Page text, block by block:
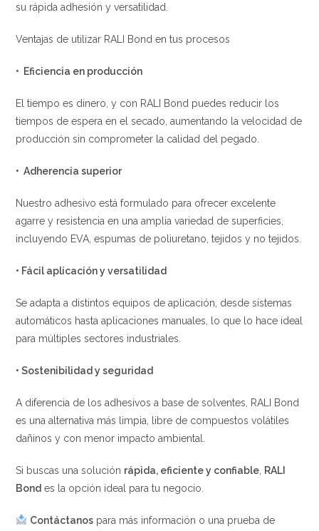
su rápida adhesión y versatilidad.
Ventajas de utilizar RALI Bond en tus procesos
•⁠ ⁠Eficiencia en producción
El tiempo es dinero, y con RALI Bond puedes reducir los
tiempos de espera en el secado, aumentando la velocidad de
producción sin comprometer la calidad del pegado.
•⁠ ⁠Adherencia superior
Nuestro adhesivo está formulado para ofrecer excelente
agarre y resistencia en una amplia variedad de superficies,
incluyendo EVA, espumas de poliuretano, tejidos y no tejidos.
• Fácil aplicación y versatilidad
Se adapta a distintos equipos de aplicación, desde sistemas
automáticos hasta aplicaciones manuales, lo que lo hace ideal
para múltiples sectores industriales.
• Sostenibilidad y seguridad
A diferencia de los adhesivos a base de solventes, RALI Bond
es una alternativa más limpia, libre de compuestos volátiles
dañinos y con menor impacto ambiental.
Si buscas una solución rápida, eficiente y confiable RALI
Bond es la opción ideal para tu negocio.
Contáctanos para más información o una prueba de